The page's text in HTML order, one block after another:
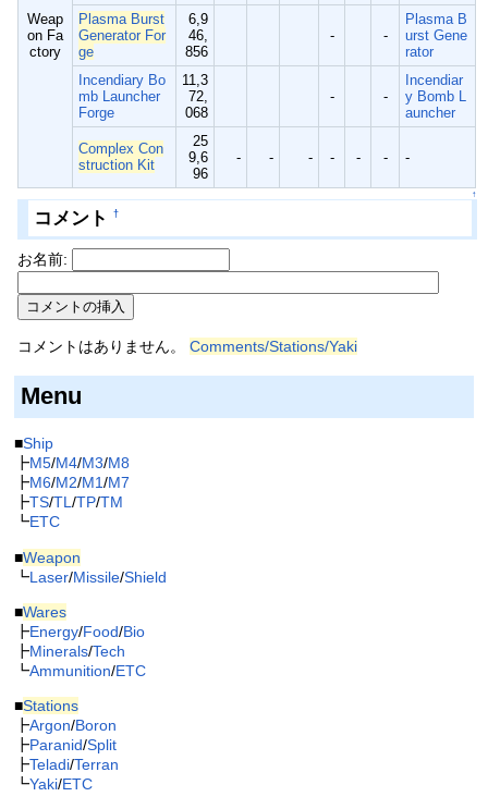
Weap
on Fa
ctory
Plasma Burst
Generator For
ge
6,9
46,
856
- -
Plasma B
urst Gene
rator
Incendiary Bo
mb Launcher
Forge
11,3
72,
068
- -
Incendiar
y Bomb L
auncher
Complex Con
struction Kit
25
9,6
96
- - - - - - -
↑
コメント †
お名前:
コメントはありません。Comments/Stations/Yaki
Menu
■Ship
┣M5/M4/M3/M8
┣M6/M2/M1/M7
┣TS/TL/TP/TM
┗ETC
■Weapon
┗Laser/Missile/Shield
■Wares
┣Energy/Food/Bio
┣Minerals/Tech
┗Ammunition/ETC
■Stations
┣Argon/Boron
┣Paranid/Split
┣Teladi/Terran
┗Yaki/ETC